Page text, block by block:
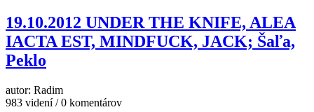
19.10.2012 UNDER THE KNIFE, ALEA
IACTA EST, MINDFUCK, JACK; Šaľa,
Peklo
autor: Radim
983 videní / 0 komentárov